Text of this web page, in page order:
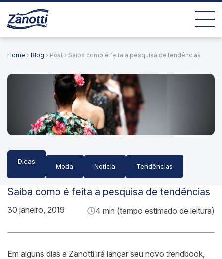
Home › Blog › Post › Saiba como é feita a pesquisa de tendências
Dicas
Moda Notícia Tendências
Saiba como é feita a pesquisa de tendências
30 janeiro, 2019 4 min (tempo estimado de leitura)
Em alguns dias a Zanotti irá lançar seu novo trendbook,